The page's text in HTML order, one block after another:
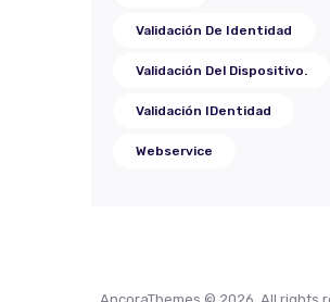
Validación De Identidad
Validación Del Dispositivo.
Validación IDentidad
Webservice